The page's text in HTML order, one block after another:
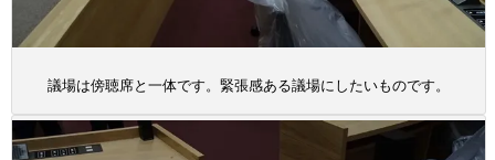
議場は傍聴席と一体です。緊張感ある議場にしたいものです。